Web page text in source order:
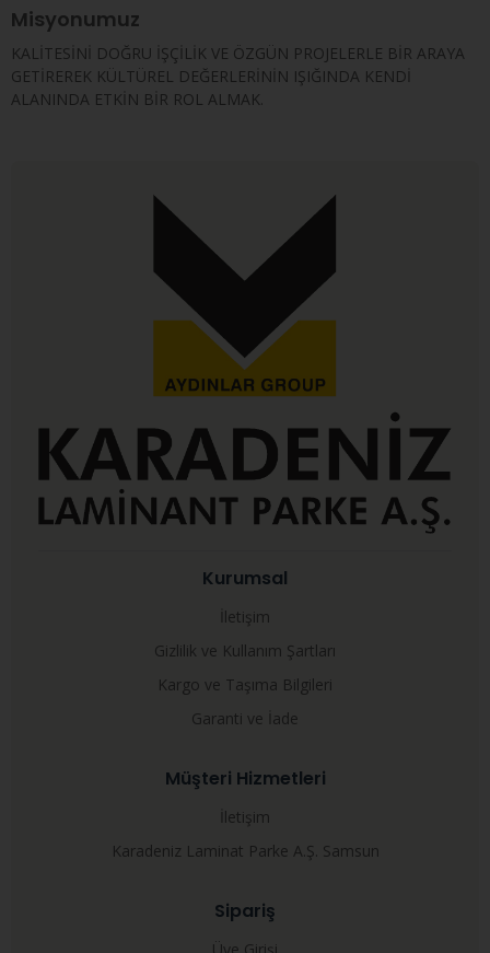
Misyonumuz
KALİTESİNİ DOĞRU İŞÇİLİK VE ÖZGÜN PROJELERLE BİR ARAYA
GETİREREK KÜLTÜREL DEĞERLERİNİN IŞIĞINDA KENDİ
ALANINDA ETKİN BİR ROL ALMAK.
Kurumsal
İletişim
Gizlilik ve Kullanım Şartları
Kargo ve Taşıma Bilgileri
Garanti ve İade
Müşteri Hizmetleri
İletişim
Karadeniz Laminat Parke A.Ş. Samsun
Sipariş